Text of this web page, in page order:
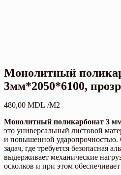
Монолитный
3мм*2050*6100,
480,00 MDL /M2
Монолитный поликарбонат 3
это универсальный листовой
и повышенной ударопрочностью.
задач, где требуется безопасная
выдерживает механические
осколков и при этом